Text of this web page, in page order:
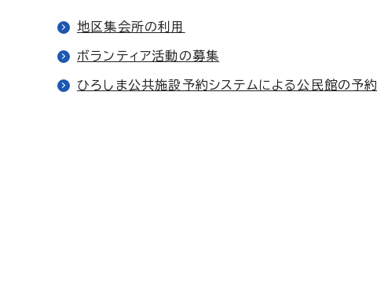
地区集会所の利用
ボランティア活動の募集
ひろしま公共施設予約システムによる公民館の予約